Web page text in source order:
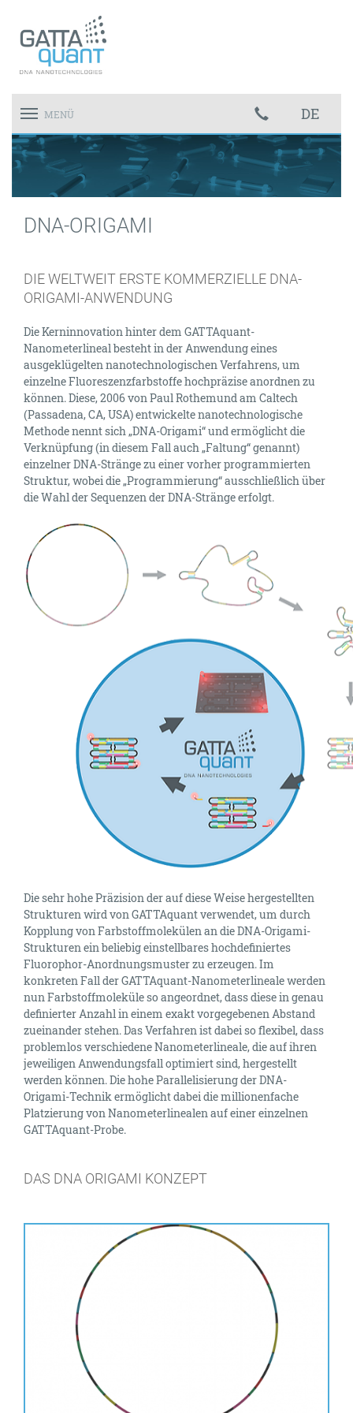
Toggle
navigation
MENÜ DE
DNA-ORIGAMI
DIE WELTWEIT ERSTE KOMMERZIELLE DNA-
ORIGAMI-ANWENDUNG
Die Kerninnovation hinter dem GATTAquant-
Nanometerlineal besteht in der Anwendung eines
ausgeklügelten nanotechnologischen Verfahrens, um
einzelne Fluoreszenzfarbstoffe hochpräzise anordnen zu
können. Diese, 2006 von Paul Rothemund am Caltech
(Passadena, CA, USA) entwickelte nanotechnologische
Methode nennt sich „DNA-Origami“ und ermöglicht die
Verknüpfung (in diesem Fall auch „Faltung“ genannt)
einzelner DNA-Stränge zu einer vorher programmierten
Struktur, wobei die „Programmierung“ ausschließlich über
die Wahl der Sequenzen der DNA-Stränge erfolgt.
Die sehr hohe Präzision der auf diese Weise hergestellten
Strukturen wird von GATTAquant verwendet, um durch
Kopplung von Farbstoffmolekülen an die DNA-Origami-
Strukturen ein beliebig einstellbares hochdefiniertes
Fluorophor-Anordnungsmuster zu erzeugen. Im
konkreten Fall der GATTAquant-Nanometerlineale werden
nun Farbstoffmoleküle so angeordnet, dass diese in genau
definierter Anzahl in einem exakt vorgegebenen Abstand
zueinander stehen. Das Verfahren ist dabei so flexibel, dass
problemlos verschiedene Nanometerlineale, die auf ihren
jeweiligen Anwendungsfall optimiert sind, hergestellt
werden können. Die hohe Parallelisierung der DNA-
Origami-Technik ermöglicht dabei die millionenfache
Platzierung von Nanometerlinealen auf einer einzelnen
GATTAquant-Probe.
DAS DNA ORIGAMI KONZEPT